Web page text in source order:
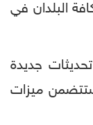
البلدان في
جديدة
ميزات